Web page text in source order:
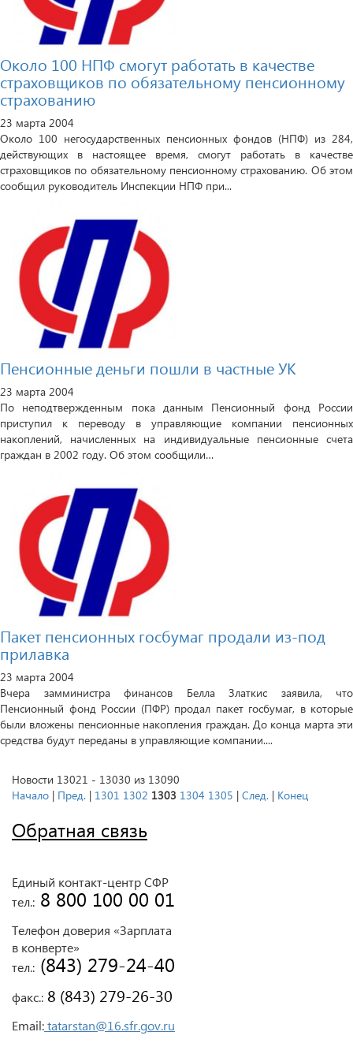
Около 100 НПФ смогут работать в качестве
страховщиков по обязательному пенсионному
страхованию
23 марта 2004
Около 100 негосударственных пенсионных фондов (НПФ) из 284,
действующих в настоящее время, смогут работать в качестве
страховщиков по обязательному пенсионному страхованию. Об этом
сообщил руководитель Инспекции НПФ при...
Пенсионные деньги пошли в частные УК
23 марта 2004
По неподтвержденным пока данным Пенсионный фонд России
приступил к переводу в управляющие компании пенсионных
накоплений, начисленных на индивидуальные пенсионные счета
граждан в 2002 году. Об этом сообщили…
Пакет пенсионных госбумаг продали из-под
прилавка
23 марта 2004
Вчера замминистра финансов Белла Златкис заявила, что
Пенсионный фонд России (ПФР) продал пакет госбумаг, в которые
были вложены пенсионные накопления граждан. До конца марта эти
средства будут переданы в управляющие компании....
Новости 13021 - 13030 из 13090
Начало | Пред. | 1301 1302 1303 1304 1305 | След. | Конец
Обратная связь
Единый контакт-центр СФР
тел.: 8 800 100 00 01
Телефон доверия «Зарплата
в конверте»
тел.: (843) 279-24-40
факс.: 8 (843) 279-26-30
Email:tatarstan@16.sfr.gov.ru